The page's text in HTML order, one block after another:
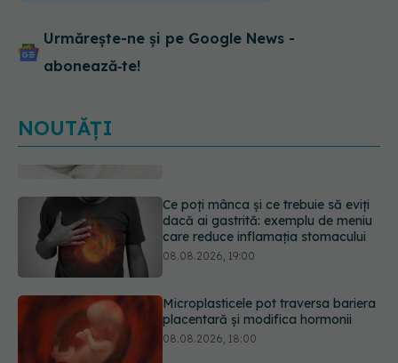
Urmărește-ne și pe Google News -
abonează‑te!
NOUTĂȚI
dacă ai gastrită: exemplu de meniu
care reduce inflamația stomacului
08.08.2026, 19:00
placentară și modifica hormonii
08.08.2026, 18:00